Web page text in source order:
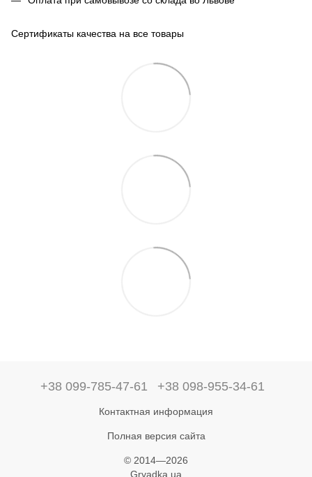
Сертификаты качества на все товары
+38 099-785-47-61 +38 098-955-34-61
Контактная информация
Полная версия сайта
© 2014—2026
Gryadka.ua